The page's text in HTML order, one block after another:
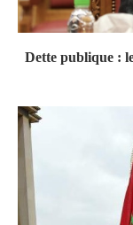
Dette publique :